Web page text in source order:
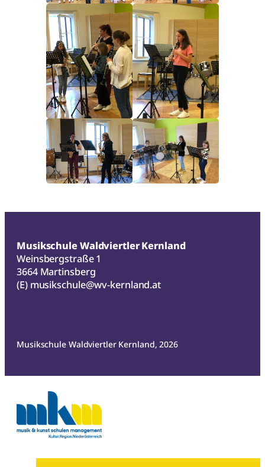
Musikschule Waldviertler Kernland
Weinsbergstraße 1
3664 Martinsberg
(E) musikschule@wv-kernland.at
Musikschule Waldviertler Kernland, 2026